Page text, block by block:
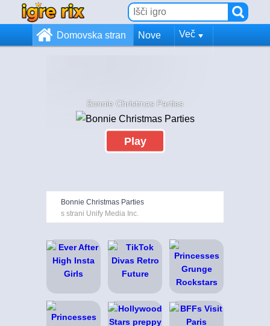
Domovska stran Nove Več
Bonnie Christmas Parties
Play
Bonnie Christmas Parties
s strani Unify Media Inc.